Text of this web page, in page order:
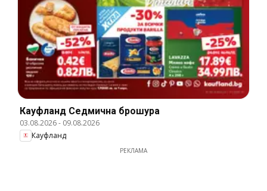
Кауфланд Cедмична брошура
03.08.2026- 09.08.2026
Кауфланд
РЕКЛАМА